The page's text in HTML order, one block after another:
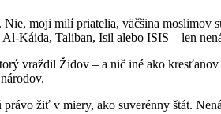
moji milí priatelia, väčšina moslimov
Káida, Taliban, Isil alebo ISIS – len
vraždil Židov – a nič iné ako
žiť v miery, ako suverénny štát.